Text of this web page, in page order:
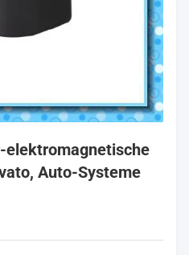
elektromagnetische
Auto-Systeme